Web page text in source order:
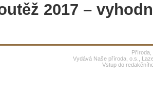
2017 –
Příroda,
Vydává Naše příroda, o.s.,
Vstup do